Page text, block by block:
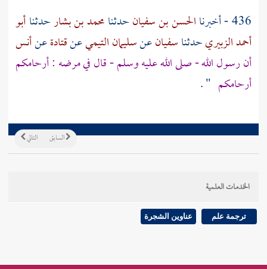
436 - أخبرنا
الحسن بن سفيانحدثنامحمد بن بشارحدثناأبو
أحمد الزبيريحدثناسفيانعنسليمان التيميعنقتادةعنأنس
أن رسول الله - صلى الله عليه وسلم - قال في مرضه : أرحامكم
أرحامكم " .
التالي السابق
الخدمات العلمية
ترجمة علم عناوين الشجرة